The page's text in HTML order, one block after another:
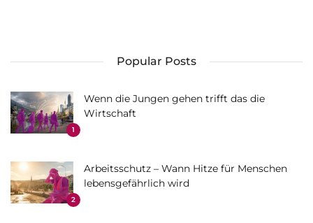
Popular Posts
1
Wenn die Jungen gehen trifft das die
Wirtschaft
2
Arbeitsschutz – Wann Hitze für Menschen
lebensgefährlich wird